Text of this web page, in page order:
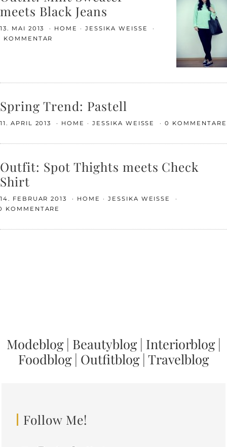
meets Black Jeans
13. MAI 2013 HOME
JESSIKA WEISSE
KOMMENTAR
Spring Trend: Pastell
11. APRIL 2013 HOME JESSIKA WEISSE 0 KOMMENTARE
Outfit: Spot Thights meets Check
Shirt
14. FEBRUAR 2013 HOME
JESSIKA WEISSE
KOMMENTARE
Modeblog| Beautyblog| Interiorblog|
Foodblog| Outfitblog| Travelblog
Follow Me!